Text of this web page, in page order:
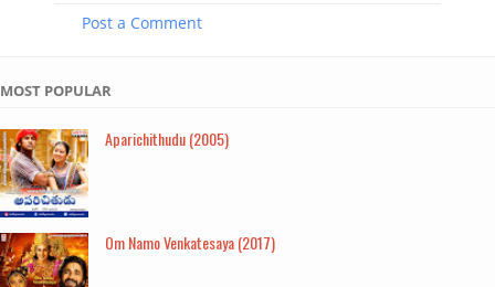
Post a Comment
MOST POPULAR
Aparichithudu (2005)
Om Namo Venkatesaya (2017)